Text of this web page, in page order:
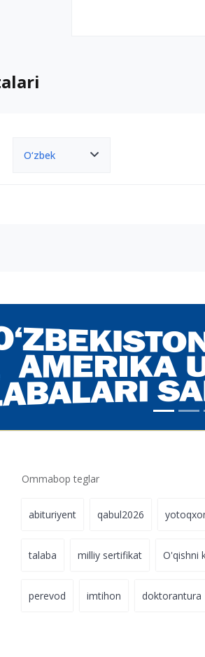
O‘zbek
Ommabop teglar
abituriyent qabul2026
talaba milliy sertifikat O'qishni
perevod imtihon doktorantura